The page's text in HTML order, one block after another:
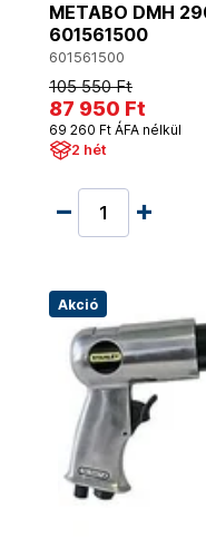
METABO DMH
601561500
601561500
105 550 Ft
87 950 Ft
69 260 Ft ÁFA nélkül
2 hét
Akció